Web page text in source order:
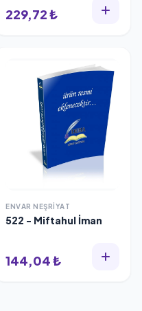
229,72 ₺
ENVAR NEŞRIYAT
522 - Miftahul İman
144,04 ₺